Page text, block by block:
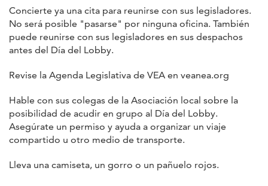
Concierte ya una cita para reunirse con sus legisladores.
No será posible "pasarse" por ninguna oficina. También
puede reunirse con sus legisladores en sus despachos
antes del Día del Lobby.
Revise la Agenda Legislativa de VEA en veanea.org
Hable con sus colegas de la Asociación local sobre la
posibilidad de acudir en grupo al Día del Lobby.
Asegúrate un permiso y ayuda a organizar un viaje
compartido u otro medio de transporte.
Lleva una camiseta, un gorro o un pañuelo rojos.